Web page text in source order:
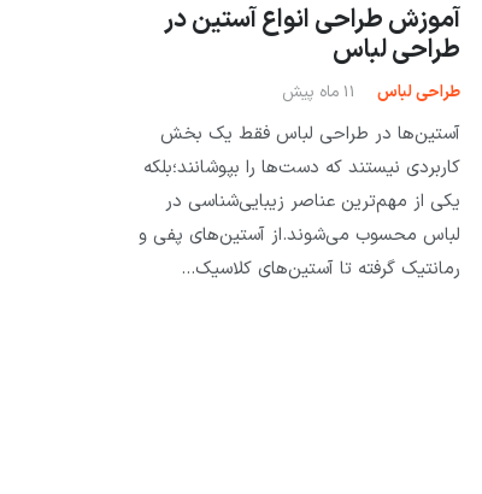
آموزش طراحی انواع آستین در
طراحی لباس
طراحی لباس 11 ماه پیش
آستین‌ها در طراحی لباس فقط یک بخش
کاربردی نیستند که دست‌ها را بپوشانند؛بلکه
یکی از مهم‌ترین عناصر زیبایی‌شناسی در
لباس محسوب می‌شوند.از آستین‌های پفی و
رمانتیک گرفته تا آستین‌های کلاسیک…